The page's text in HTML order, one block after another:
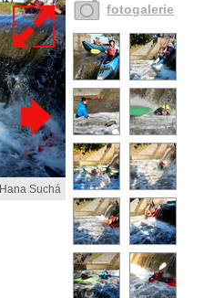
Hana Suchá
fotogalerie